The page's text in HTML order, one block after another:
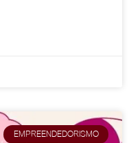
EMPREENDEDORISMO